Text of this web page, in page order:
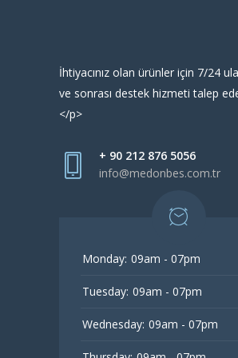
İhtiyacınız olan ürünler için 7/24
ve sonrası destek hizmeti talep
</p>
+ 90 212 876 5056
info@medonbes.com.tr
Monday: 09am - 07pm
Tuesday: 09am - 07pm
Wednesday: 09am - 07pm